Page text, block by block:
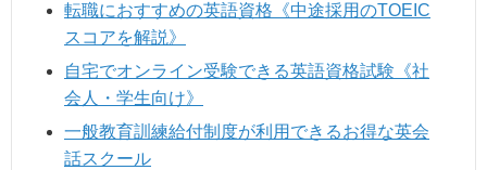
転職におすすめの英語資格《中途採用のTOEIC
スコアを解説》
自宅でオンライン受験できる英語資格試験《社
会人・学生向け》
一般教育訓練給付制度が利用できるお得な英会
話スクール